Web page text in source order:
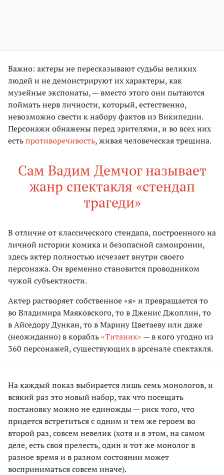
Важно: актеры не пересказывают судьбы великих
людей и не демонстрируют их характеры, как
музейные экспонаты, — вместо этого они пытаются
поймать нерв личности, который, естественно,
невозможно свести к набору фактов из Википедии.
Персонажи обнажены перед зрителями, и во всех них
естьпротиворечивость, живая человеческая трещина.
Сам Вадим Демчог называет
жанр спектакля «стендап
трагеди»
В отличие от классического стендапа, построенного на
личной истории комика и безопасной самоиронии,
здесь актер полностью исчезает внутри своего
персонажа. Он временно становится проводником
чужой субъектности.
Актер растворяет собственное «я» и превращается то
во Владимира Маяковского, то в Дженис Джоплин, то
в Айседору Дункан, то в Марину Цветаеву или даже
(неожиданно) в корабль«Титаник» — в кого угодно из
360 персонажей, существующих в арсенале спектакля.
На каждый показ выбирается лишь семь монологов, и
всякий раз это новый набор, так что посещать
постановку можно не единожды — риск того, что
придется встретиться с одним и тем же героем во
второй раз, совсем невелик (хотя и в этом, на самом
деле, есть своя прелесть, один и тот же монолог в
разное время и в разном состоянии может
восприниматься совсем иначе).